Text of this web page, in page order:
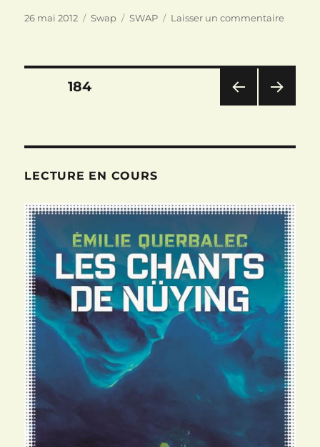
Publié
26 mai 2012 Catégories
Swap Étiquettes
SWAP Laisser un commentairesur
un
Pagination
publications
CÉD
PAGE184
ANT
LECTURE EN COURS